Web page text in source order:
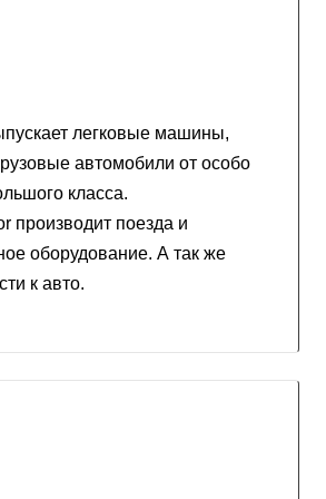
легковые машины,
автомобили от особо
класса.
производит поезда и
оборудование. А так же
к авто.